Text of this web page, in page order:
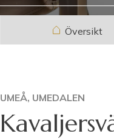
Översikt
UMEÅ, UMEDALEN